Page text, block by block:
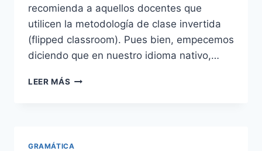
recomienda a aquellos docentes que
utilicen la metodología de clase invertida
(flipped classroom). Pues bien, empecemos
diciendo que en nuestro idioma nativo,…
LEER MÁS
GRAMÁTICA